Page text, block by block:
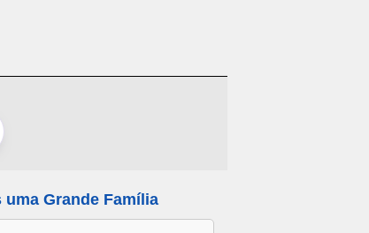
uma Grande Família